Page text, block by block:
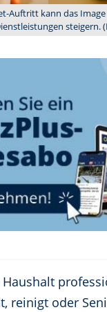
Auftritt kann das Image
steigern.
reinigt oder